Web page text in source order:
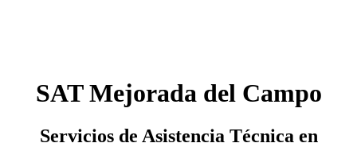
SAT Mejorada del Campo
Servicios de Asistencia Técnica en